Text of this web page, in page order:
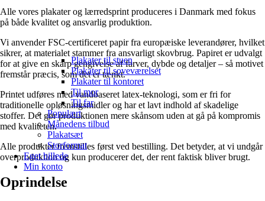
Plakater til stuen
Plakater til soveværelset
Plakater til kontoret
Til mor
Til far
Populært
Månedens tilbud
Plakatsæt
Storformat
Eget billede
Min konto
Alle vores plakater og lærredsprint produceres i Danmark med fokus
på både kvalitet og ansvarlig produktion.
Vi anvender FSC-certificeret papir fra europæiske leverandører, hvilket
sikrer, at materialet stammer fra ansvarligt skovbrug. Papiret er udvalgt
for at give en skarp gengivelse af farver, dybde og detaljer – så motivet
fremstår præcis, som det er tænkt.
Printet udføres med vandbaseret latex-teknologi, som er fri for
traditionelle opløsningsmidler og har et lavt indhold af skadelige
stoffer. Det gør produktionen mere skånsom uden at gå på kompromis
med kvaliteten.
Alle produkter fremstilles først ved bestilling. Det betyder, at vi undgår
overproduktion og kun producerer det, der rent faktisk bliver brugt.
Oprindelse